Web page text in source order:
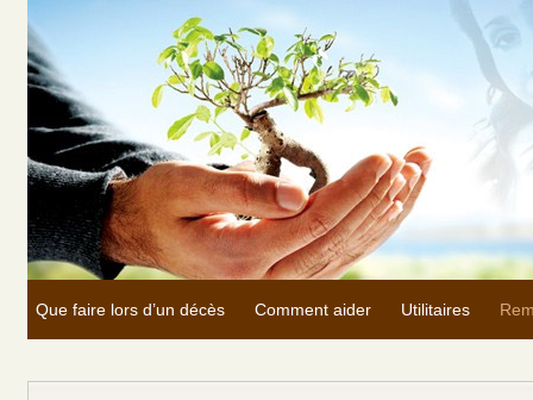
Que faire lors d’un décès Comment aider Utilitaires